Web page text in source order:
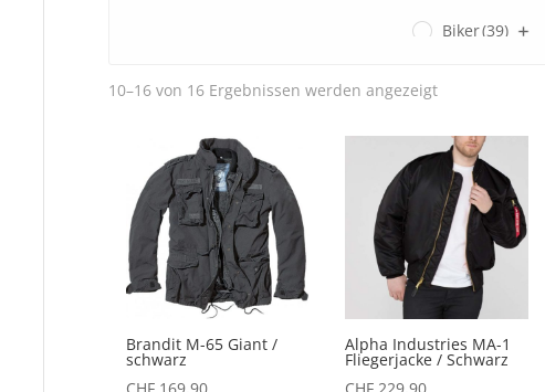
Biker(39)
SECOND HAND
10–16 von 16 Ergebnissen werden angezeigtNach
sortiert
Brandit M-65 Giant /
schwarz
Alpha Industries MA-1
Fliegerjacke / Schwarz